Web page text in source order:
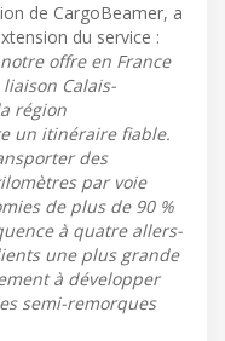
de CargoBeamer, a
du service :
offre en France
Calais-
région
un itinéraire fiable.
des
par voie
de plus de 90 %
à quatre allers-
une plus grande
à développer
semi-remorques